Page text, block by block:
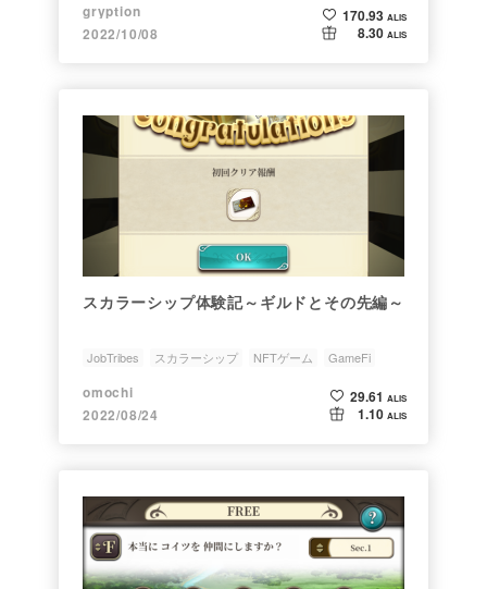
gryption
2022/10/08
170.93 ALIS
8.30 ALIS
スカラーシップ体験記～ギルドとその先編～
JobTribes スカラーシップ NFTゲーム GameFi
omochi
2022/08/24
29.61 ALIS
1.10 ALIS